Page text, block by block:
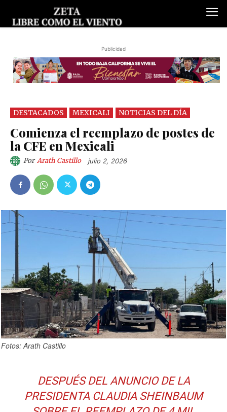
Publicidad
DESTACADOS MEXICALI NOTICIAS DEL DÍA
Comienza el reemplazo de postes de
la CFE en Mexicali
Por Arath Castillo julio 2, 2026
Fotos: Arath Castillo
DESPUÉS DEL ANUNCIO DE LA
PRESIDENTA CLAUDIA SHEINBAUM